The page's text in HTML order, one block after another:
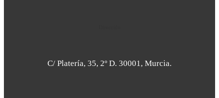
C/ Platería, 35, 2º D. 30001, Murcia.